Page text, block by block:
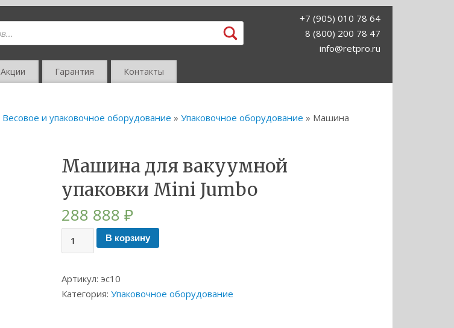
+7 (905) 010 78 64
8 (800) 200 78 47
info@retpro.ru
Акции Гарантия Контакты
Весовое и упаковочное оборудование » Упаковочное оборудование » Машина
Машина для вакуумной
упаковки Mini Jumbo
288 888 ₽
В корзину
Артикул: эс10
Категория: Упаковочное оборудование